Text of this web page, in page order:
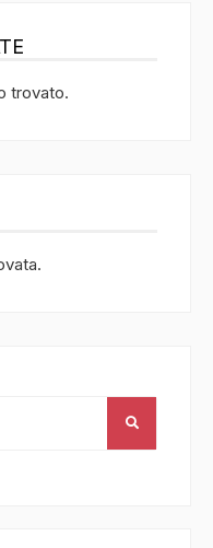
trovato.